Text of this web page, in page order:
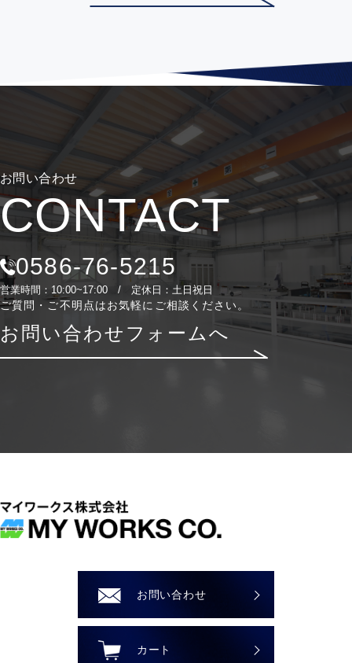
お問い合わせ
CONTACT
0586-76-5215
営業時間：10:00~17:00 / 定休日：土日祝日
ご質問・ご不明点はお気軽にご相談ください。
お問い合わせフォームへ
お問い合わせ
カート